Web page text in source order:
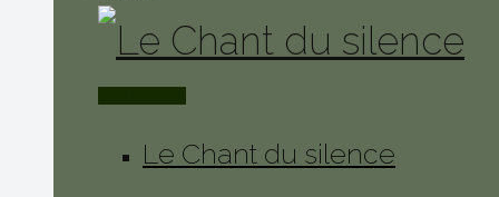
Le Chant du silence